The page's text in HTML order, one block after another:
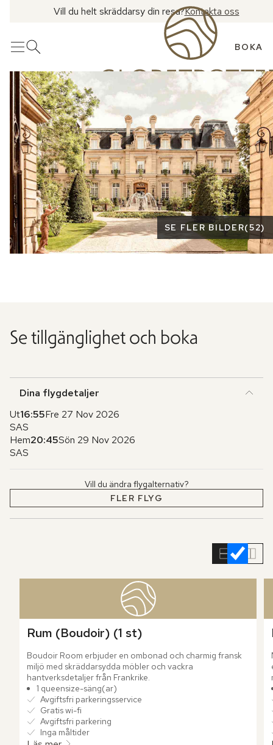
Vill du helt skräddarsy din resa?Kontakta oss
MenyÖppna sök BOKA
Se fler bilder
SE FLER BILDER(52)
Se tillgänglighet och boka
Dina flygdetaljer
Ut16:55Fre 27 Nov 2026
SAS
Hem20:45Sön 29 Nov 2026
SAS
Vill du ändra flygalternativ?
FLER FLYG
Rum (Boudoir) (1 st)
Boudoir Room erbjuder en ombonad och charmig fransk
miljö med skräddarsydda möbler och vackra
hantverksdetaljer från Frankrike.
1 queensize-säng(ar)
Avgiftsfri parkeringsservice
Gratis wi-fi
Avgiftsfri parkering
Inga måltider